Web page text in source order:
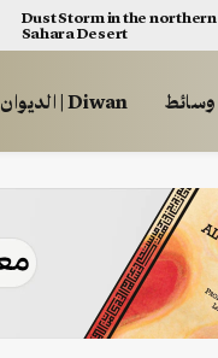
Dust Storm in the northern
Sahara Desert
الديوان | Diwan